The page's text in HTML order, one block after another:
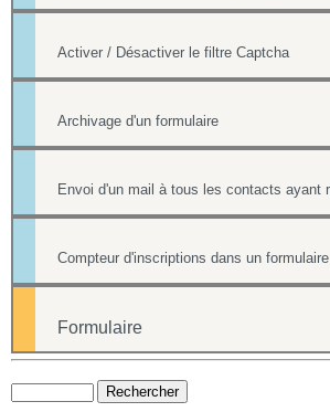
Activer / Désactiver le filtre Captcha
Archivage d'un formulaire
Compteur d'inscriptions dans un formulaire
Formulaire